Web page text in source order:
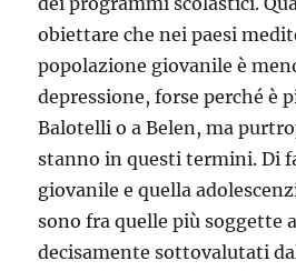
obiettare che nei paesi
popolazione giovanile è
depressione, forse perché è
Balotelli o a Belen, ma
stanno in questi termini. Di
giovanile e quella
sono fra quelle più soggette
decisamente sottovalutati